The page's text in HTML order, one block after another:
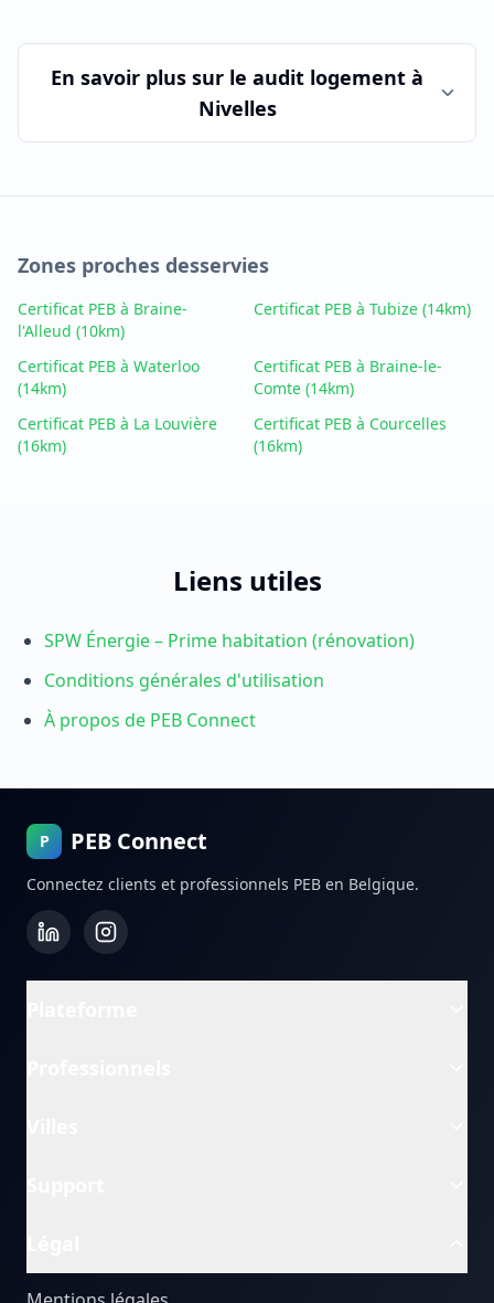
En savoir plus sur leaudit logement à
Nivelles
Zones proches desservies
Certificat PEB à Braine-
l'Alleud (10km)
Certificat PEB à Tubize (14km)
Certificat PEB à Waterloo
(14km)
Certificat PEB à Braine-le-
Comte (14km)
Certificat PEB à La Louvière
(16km)
Certificat PEB à Courcelles
(16km)
Liens utiles
SPW Énergie – Prime habitation (rénovation)
Conditions générales d'utilisation
À propos de PEB Connect
P PEB Connect
Connectez clients et professionnels PEB en Belgique.